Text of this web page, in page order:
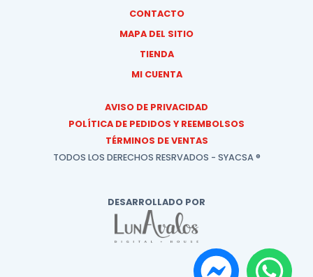
CONTACTO
MAPA DEL SITIO
TIENDA
MI CUENTA
AVISO DE PRIVACIDAD
POLÍTICA DE PEDIDOS Y REEMBOLSOS
TÉRMINOS DE VENTAS
TODOS LOS DERECHOS RESRVADOS - SYACSA ®
DESARROLLADO POR